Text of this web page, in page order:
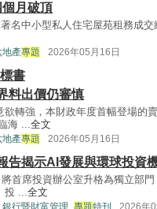
月破頂
名中小型私人住宅屋苑租務成
地產專題 2026年05月16日
書
料出價仍審慎
欲轉強，本財政年度首幅登場的
海 ...全文
地產專題 2026年05月16日
告揭示AI發展與環球投資
首席投資辦公室升格為獨立部
投 ...全文
行暨財富管理_ 專題特刊 2026年